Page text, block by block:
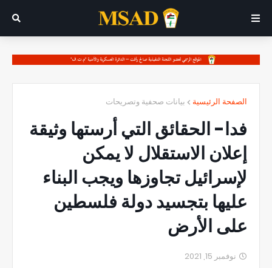
الصفحة الرئيسية بيانات صحفية وتصريحات
فدا- الحقائق التي أرستها وثيقة
إعلان الاستقلال لا يمكن
لإسرائيل تجاوزها ويجب البناء
عليها بتجسيد دولة فلسطين
على الأرض
نوفمبر 15, 2021